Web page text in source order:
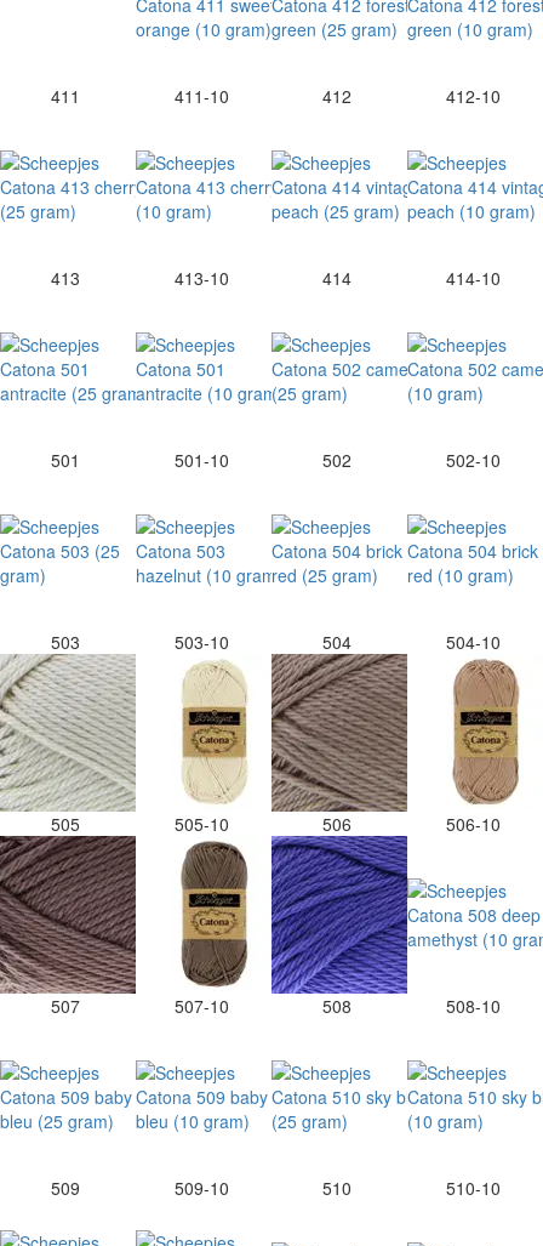
411 411-10 412 412-10
413 413-10 414 414-10
501 501-10 502 502-10
503 503-10 504 504-10
505 505-10 506 506-10
507 507-10 508 508-10
509 509-10 510 510-10